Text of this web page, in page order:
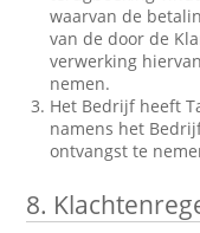
waarvan de
van de door de
verwerking
nemen.
Het Bedrijf heeft
namens het
ontvangst te
8.